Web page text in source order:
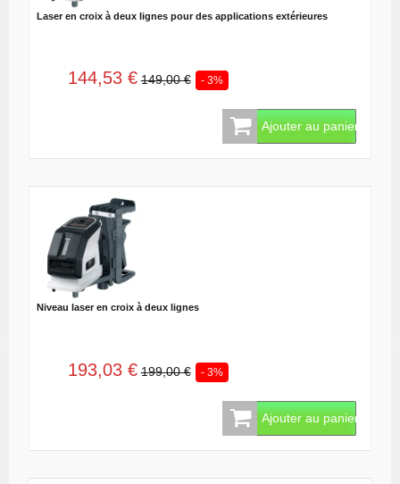
Laser en croix à deux lignes pour des applications extérieures
144,53 € 149,00 € - 3%
Ajouter au panier
Niveau laser en croix à deux lignes
193,03 € 199,00 € - 3%
Ajouter au panier